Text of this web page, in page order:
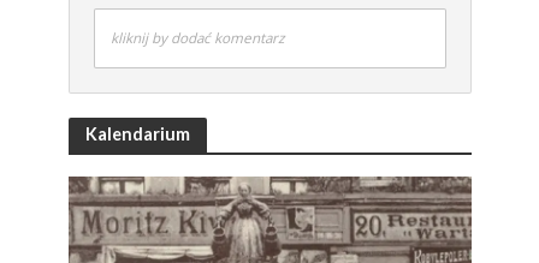
kliknij by dodać komentarz
Kalendarium